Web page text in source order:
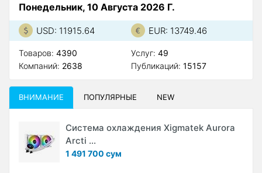
Понедельник, 10 Августа 2026 Г.
USD: 11915.64 EUR: 13749.46
Товаров: 4390
Компаний: 2638
Услуг: 49
Публикаций: 15157
ВНИМАНИЕ ПОПУЛЯРНЫЕ NEW
Система охлаждения Xigmatek Aurora
Arcti ...
1 491 700 сум